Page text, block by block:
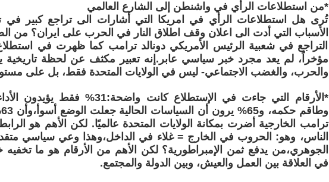
*من استطلاعات الرأي في واشنطن إلى الشارع العالمي
تُرى هل استطلاعات الرأي في امريكا التي أشارات الى تراجع كبير في
الأسباب التي أدت الى اعلان وقف اطلاق النار في الحرب على ايران؟ من
مؤخراً، لم يعد مجرد خبر سياسي عابر.إنه تعبير مكثف عن لحظة تاريخية
والحرب، والغضب الاجتماعي- ليس في الولايات المتحدة فقط، بل على
*الأرقام التي جاءت في الإستطلاع كانت
ترامب الخارجية أضرت بمكانة الولايات المتحدة عالميًا. لكن الأهم هو
الناس، وهو: الحروب في الخارج = غلاء في الداخل،وهذا وعي سياسي
الجوهري،من يدفع ثمن الإمبراطورية؟ لكن الأهم من الأرقام هو ما تخفيه
في العلاقة بين العمل والعيش، وبين الدولة والمجتمع.